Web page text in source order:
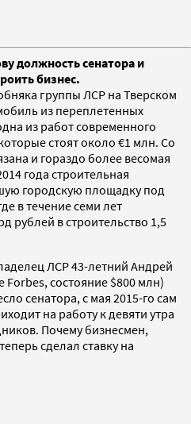
должность сенатора и
бизнес.
группы ЛСР на Тверском
из переплетенных
из работ современного
стоят около €1 млн. Со
и гораздо более весомая
года строительная
городскую площадку под
в течение семи лет
рублей в строительство 1,5
ЛСР 43-летний Андрей
состояние $800 млн)
сенатора, с мая 2015-го сам
на работу к девяти утра
Почему бизнесмен,
сделал ставку на